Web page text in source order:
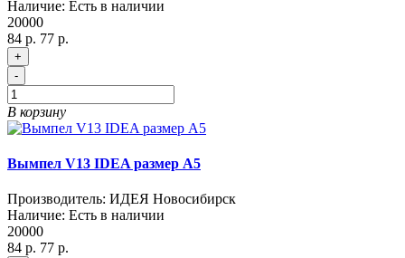
Наличие: Есть в наличии
20000
84 р. 77 р.
+
-
В корзину
Вымпел V13 IDEA размер A5
Производитель: ИДЕЯ Новосибирск
Наличие: Есть в наличии
20000
84 р. 77 р.